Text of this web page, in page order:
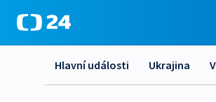
Hlavní události Ukrajina